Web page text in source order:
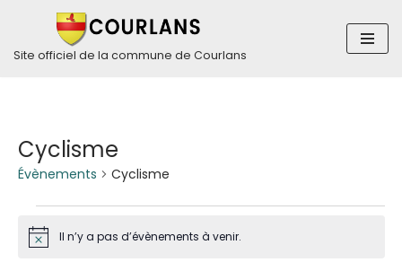
Aller
Site officiel de la commune de Courlans
Cyclisme
Évènements Cyclisme
NoticeIl n’y a pas d’évènements à venir.